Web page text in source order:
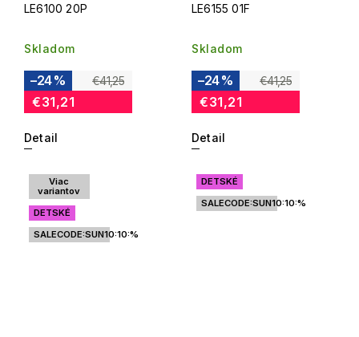
LE6100 20P
Skladom
€41,25
–24 %
€31,21
Detail
LE6155 01F
Skladom
€41,25
–24 %
€31,21
Detail
Viac
variantov
DETSKÉ
SALECODE:SUN10:10:%
DETSKÉ
SALECODE:SUN10:10:%